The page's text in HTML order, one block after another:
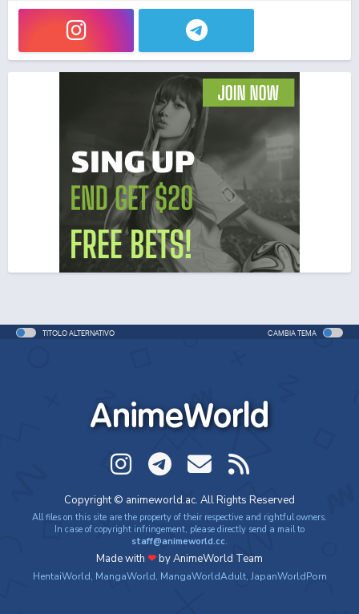
One Piece: L'ultima esibizione (ITA)
Special - 2003 - 45 min/ep
One Piece Movie 05: Norowareta Seiken
Movie - 2004 - 1h e 35 min/ep
One Piece Movie 05: Norowareta Seiken (ITA)
Movie - 2004 - 1h e 35 min/ep
One Piece Movie 06: Omatsuri Danshaku to Himitsu
no Shima (ITA)
Movie - 2005 - 1h e 31 min/ep
One Piece: Le avventure del detective Cappello di
Special - 2005 - 42 min/ep
One Piece Movie 07: Karakuri-jou no Mecha Kyohei
Movie - 2006 - 1h e 34 min/ep
One Piece Movie 07: Karakuri-jou no Mecha Kyohei
(ITA)
TITOLO ALTERNATIVO CAMBIA TEMA
AnimeWorld
Copyright © animeworld.ac. All Rights Reserved
All files on this site are the property of their respective and rightful owners.
In case of copyright infringement, please directly send a mail to
staff@animeworld.cc.
Made with ❤by AnimeWorld Team
HentaiWorld, MangaWorld, MangaWorldAdult, JapanWorldPorn